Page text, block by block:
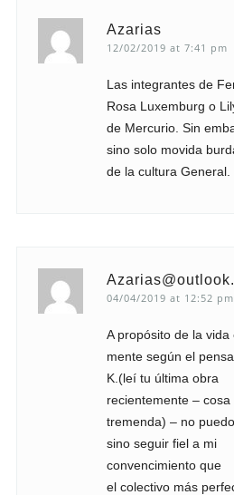
Azarias
12/02/2019 at 7:41 pm
Las integrantes de
Rosa Luxemburg o
de Mercurio. Sin
sino solo movida
de la cultura General.
04/04/2019 at 12:52 pm
A propósito de la
mente según el
K.(leí tu última obra
recientemente – cosa
tremenda) – no puedo
sino seguir fiel a mi
convencimiento que
el colectivo más